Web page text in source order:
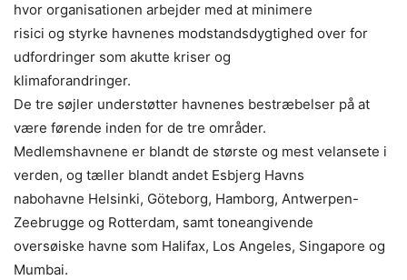
hvor organisationen arbejder med at minimere
risici og styrke havnenes modstandsdygtighed over for
udfordringer som akutte kriser og
klimaforandringer.
De tre søjler understøtter havnenes bestræbelser på at
være førende inden for de tre områder.
Medlemshavnene er blandt de største og mest velansete i
verden, og tæller blandt andet Esbjerg Havns
nabohavne Helsinki, Göteborg, Hamborg, Antwerpen-
Zeebrugge og Rotterdam, samt toneangivende
oversøiske havne som Halifax, Los Angeles, Singapore og
Mumbai.